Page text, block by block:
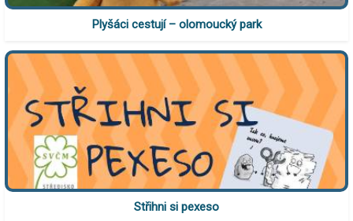
Plyšáci cestují – olomoucký park
Střihni si pexeso